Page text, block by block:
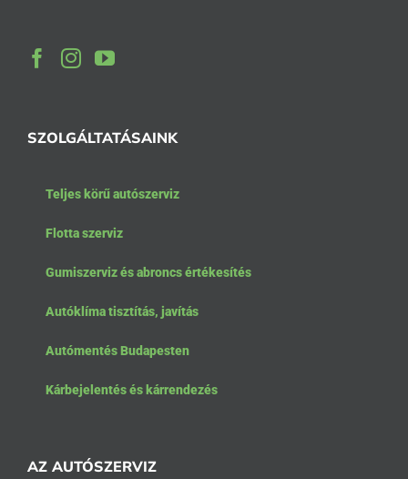
SZOLGÁLTATÁSAINK
Teljes körű autószerviz
Flotta szerviz
Gumiszerviz és abroncs értékesítés
Autóklíma tisztítás, javítás
Autómentés Budapesten
Kárbejelentés és kárrendezés
AZ AUTÓSZERVIZ